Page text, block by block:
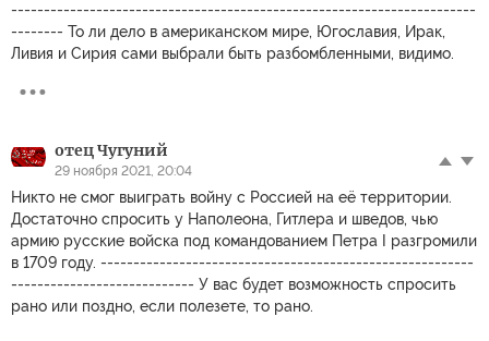
-----------------------------------------------------------------------
-------- То ли дело в американском мире, Югославия, Ирак,
Ливия и Сирия сами выбрали быть разбомбленными, видимо.
отец Чугуний
29 ноября 2021, 20:04
Никто не смог выиграть войну с Россией на её территории.
Достаточно спросить у Наполеона, Гитлера и шведов, чью
армию русские войска под командованием Петра I разгромили
в 1709 году. ---------------------------------------------------------
---------------------------- У вас будет возможность спросить
рано или поздно, если полезете, то рано.